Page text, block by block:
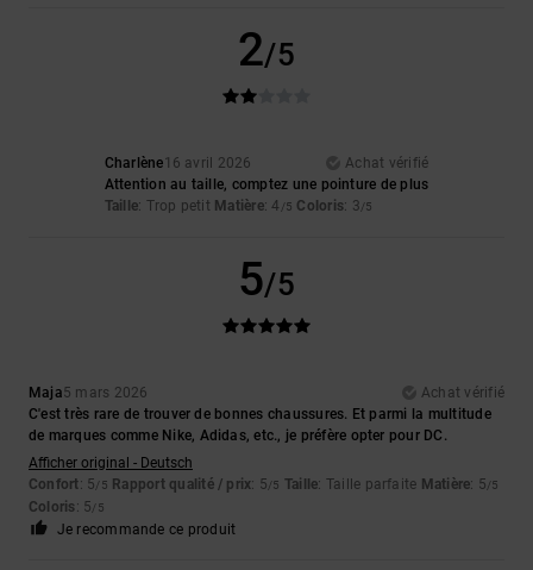
2/5
Charlène16 avril 2026
Achat vérifié
Attention au taille, comptez une pointure de plus
Taille: Trop petit Matière: 4 /5 Coloris: 3/5
5/5
Maja5 mars 2026
Achat vérifié
C'est très rare de trouver de bonnes chaussures. Et parmi la multitude
de marques comme Nike, Adidas, etc., je préfère opter pour DC.
Afficher original - Deutsch
Confort: 5/5 Rapport qualité / prix: 5/5 Taille: Taille parfaite Matière: 5/5
Coloris: 5/5
Je recommande ce produit